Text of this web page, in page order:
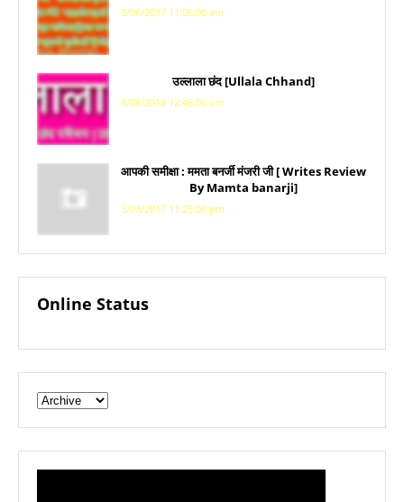
3/06/2017 11:06:00 am
उल्लाला छंद [Ullala Chhand]
8/08/2018 12:46:00 am
आपकी समीक्षा : ममता बनर्जी मंजरी जी [ Writes Review
By Mamta banarji]
3/03/2017 11:25:00 pm
Online Status